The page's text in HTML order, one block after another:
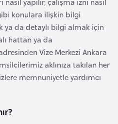
gibi konulara ilişkin bilgi
ya da detaylı bilgi almak için
hattan ya da
Vize Merkezi Ankara
aklınıza takılan her
memnuniyetle yardımcı